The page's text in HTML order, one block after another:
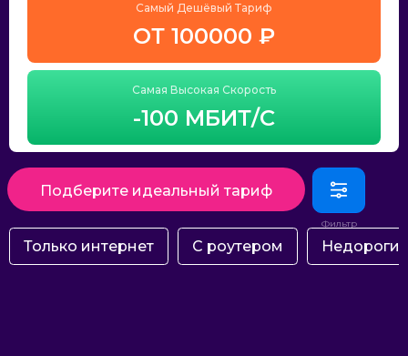
Самый Дешёвый Тариф
ОТ 100000 ₽
Самая Высокая Скорость
-100 МБИТ/С
Подберите идеальный тариф
Только интернет С роутером Недорогие